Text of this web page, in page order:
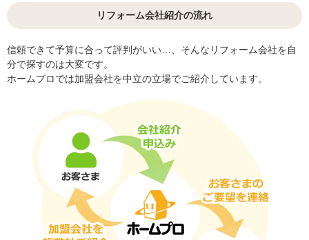
リフォーム会社紹介の流れ
信頼できて予算に合って評判がいい…、そんなリフォーム会社を自
分で探すのは大変です。
ホームプロでは加盟会社を中立の立場でご紹介しています。